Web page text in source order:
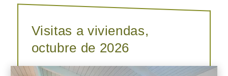
Visitas a viviendas,
octubre de 2026